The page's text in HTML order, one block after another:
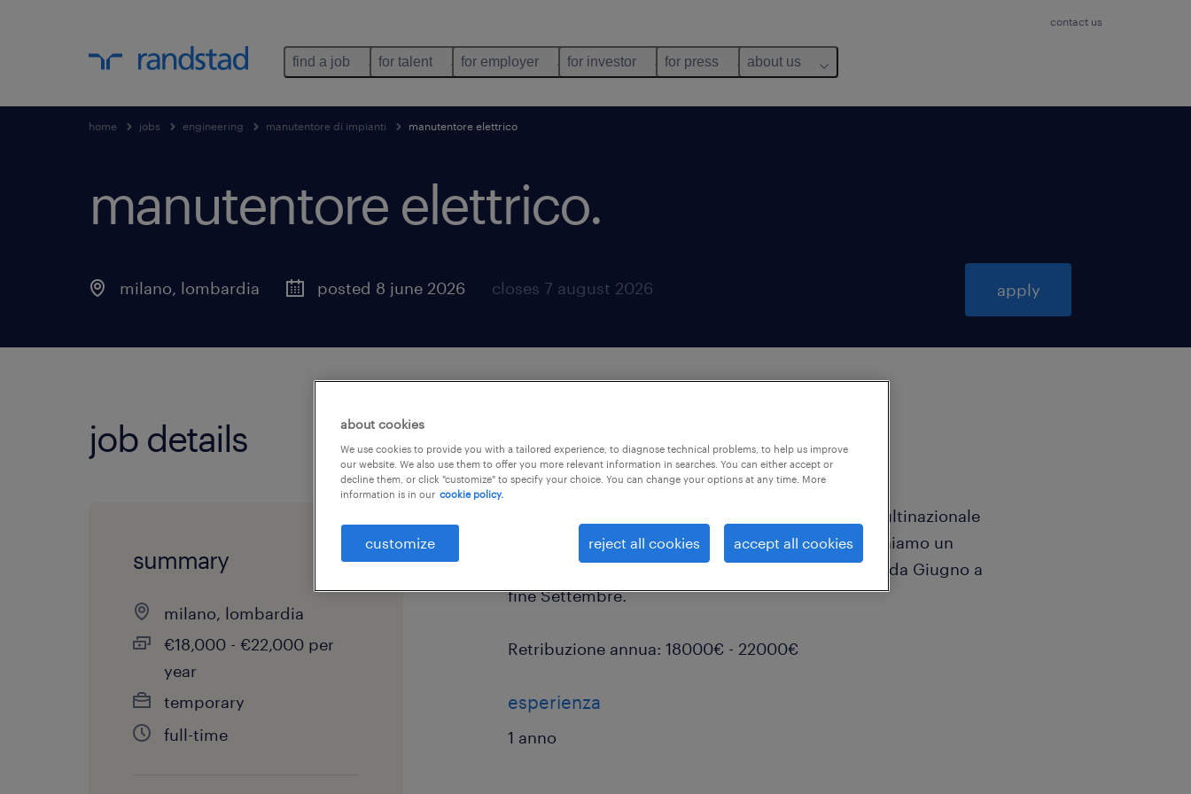
contact us
find a job for talent for employer for investor for press about us
home jobs engineering manutentore di impianti manutentore elettrico
manutentore elettrico.
milano, lombardia posted 8 june 2026 closes 7 august 2026 apply
job details
summary
milano, lombardia
€18,000 - €22,000 per
year
temporary
full-time
Randstad Construction ricerca per importante multinazionale
operante nel settore edile ed impiantistico ricerchiamo un
Manutentore Elettrico Junior per il periodo estivo da Giugno a
fine Settembre.
Retribuzione annua: 18000€ - 22000€
esperienza
1 anno
about cookies
We use cookies to provide you with a tailored experience, to diagnose technical problems, to help us improve
our website. We also use them to offer you more relevant information in searches. You can either accept or
decline them, or click "customize" to specify your choice. You can change your options at any time. More
information is in our cookie policy.
customize reject all cookies accept all cookies